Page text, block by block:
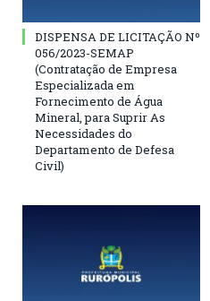
DISPENSA DE LICITAÇÃO Nº
056/2023-SEMAP
(Contratação de Empresa
Especializada em
Fornecimento de Água
Mineral, para Suprir As
Necessidades do
Departamento de Defesa
Civil)